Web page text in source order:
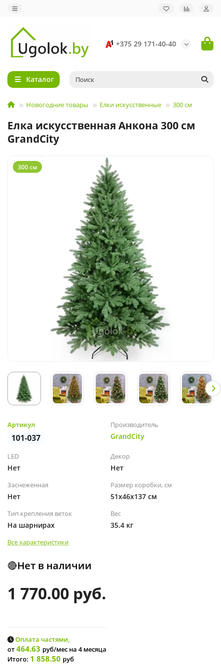
+375 29 171-40-40
Каталог
Новогодние товары Елки искусственные 300 см
Елка искусственная Анкона 300 см
GrandCity
300 см
Артикул
101-037
Производитель
GrandCity
LED
Нет
Декор
Нет
Заснеженная
Нет
Размер коробки, см
51х46х137 см
Тип крепления веток
На шарнирах
Вес
35.4 кг
Все характеристики
🔴Нет в наличии
1 770.00 руб.
Оплата частями,
от464.63 руб/мес на 4 месяца
Итого: 1 858.50 руб